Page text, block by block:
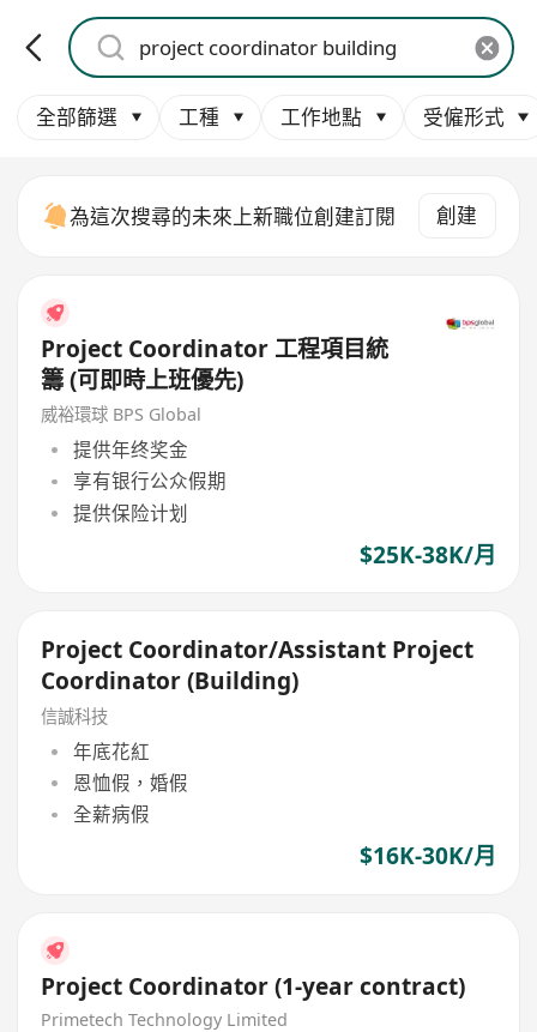
全部篩選 工種 工作地點 受僱形式
為這次搜尋的未來上新職位創建訂閱 創建
Project Coordinator 工程項目統
籌 (可即時上班優先)
威裕環球 BPS Global
提供年终奖金
享有银行公众假期
提供保险计划
$25K-38K/月
Project Coordinator/Assistant Project
Coordinator (Building)
信誠科技
年底花紅
恩恤假，婚假
全薪病假
$16K-30K/月
Project Coordinator (1-year contract)
Primetech Technology Limited